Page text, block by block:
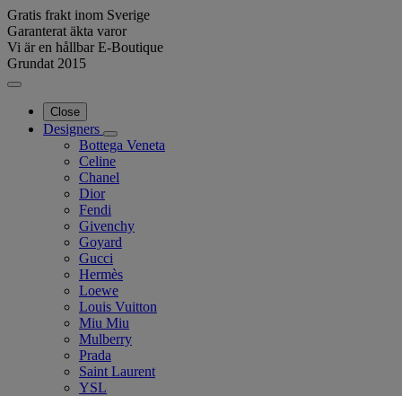
Gratis frakt inom Sverige
Garanterat äkta varor
Vi är en hållbar E-Boutique
Grundat 2015
Close
Designers
Bottega Veneta
Celine
Chanel
Dior
Fendi
Givenchy
Goyard
Gucci
Hermès
Loewe
Louis Vuitton
Miu Miu
Mulberry
Prada
Saint Laurent
YSL